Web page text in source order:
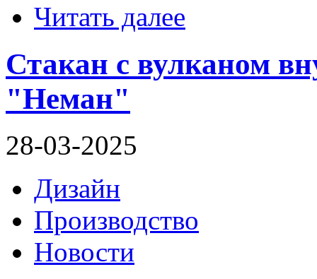
Читать далее
Стакан с вулканом
"Неман"
28-03-2025
Дизайн
Производство
Новости